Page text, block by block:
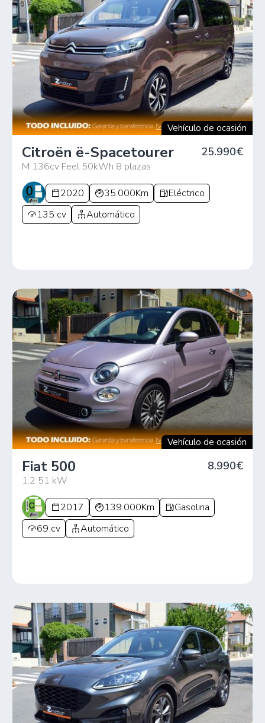
Vehículo de ocasión
Citroën ë-Spacetourer
M 136cv Feel 50kWh 8 plazas
25.990€
2020 35.000Km
Eléctrico
135 cv
Automático
Vehículo de ocasión
Fiat 500
1.2 51 kW
8.990€
2017 139.000Km
Gasolina
69 cv
Automático